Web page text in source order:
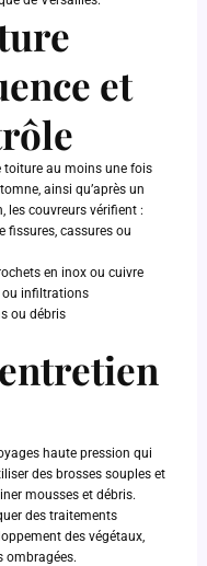
et
toiture au moins une fois
ainsi qu’après un
les couvreurs vérifient :
fissures, cassures ou
en inox ou cuivre
ou infiltrations
ou débris
haute pression qui
des brosses souples et
mousses et débris.
des traitements
des végétaux,
ombragées.